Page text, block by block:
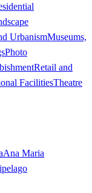
UrbanismMuseums,
Photo
Retail and
FacilitiesTheatre
Ana Maria